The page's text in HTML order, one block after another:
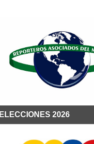
ELECCIONES 2026